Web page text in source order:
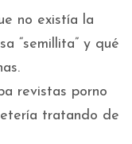
no existía la
“semillita” y qué
revistas porno
tratando de